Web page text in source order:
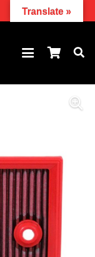
Translate »